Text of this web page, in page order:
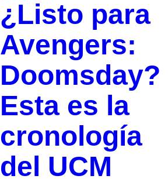
¿Listo para
Avengers:
Doomsday?
Esta es la
cronología
del UCM